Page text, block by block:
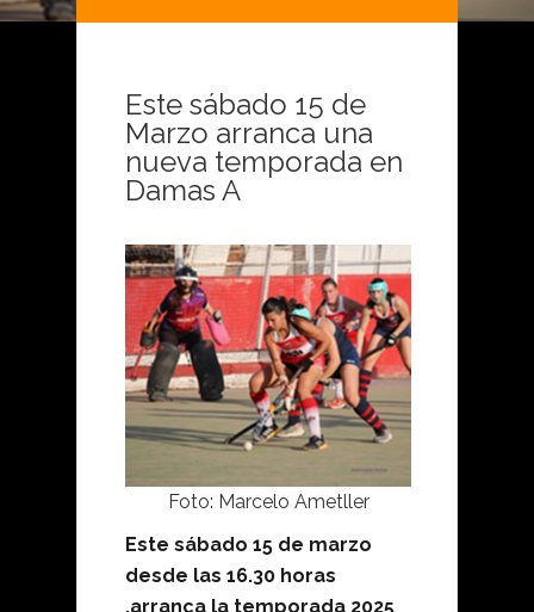
Este sábado 15 de
Marzo arranca una
nueva temporada en
Damas A
Foto: Marcelo Ametller
Este sábado 15 de marzo
desde las 16.30 horas
,arranca la temporada 2025